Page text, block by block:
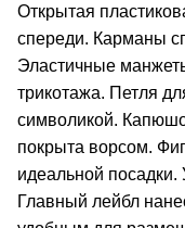
Открытая
спереди. Карманы
Эластичные
трикотажа. Петля
символикой.
покрыта ворсом.
идеальной посадки.
Главный лейбл